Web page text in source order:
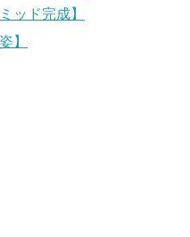
ッド完成】
】